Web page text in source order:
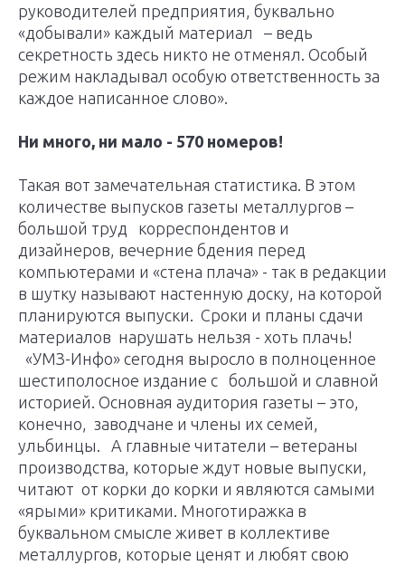
руководителей предприятия, буквально
«добывали» каждый материал – ведь
секретность здесь никто не отменял. Особый
режим накладывал особую ответственность за
каждое написанное слово».
Ни много, ни мало - 570 номеров!
Такая вот замечательная статистика. В этом
количестве выпусков газеты металлургов –
большой труд корреспондентов и
дизайнеров, вечерние бдения перед
компьютерами и «стена плача» - так в редакции
в шутку называют настенную доску, на которой
планируются выпуски. Сроки и планы сдачи
материалов нарушать нельзя - хоть плачь!
«УМЗ-Инфо» сегодня выросло в полноценное
шестиполосное издание с большой и славной
историей. Основная аудитория газеты – это,
конечно, заводчане и члены их семей,
ульбинцы. А главные читатели – ветераны
производства, которые ждут новые выпуски,
читают от корки до корки и являются самыми
«ярыми» критиками. Многотиражка в
буквальном смысле живет в коллективе
металлургов, которые ценят и любят свою